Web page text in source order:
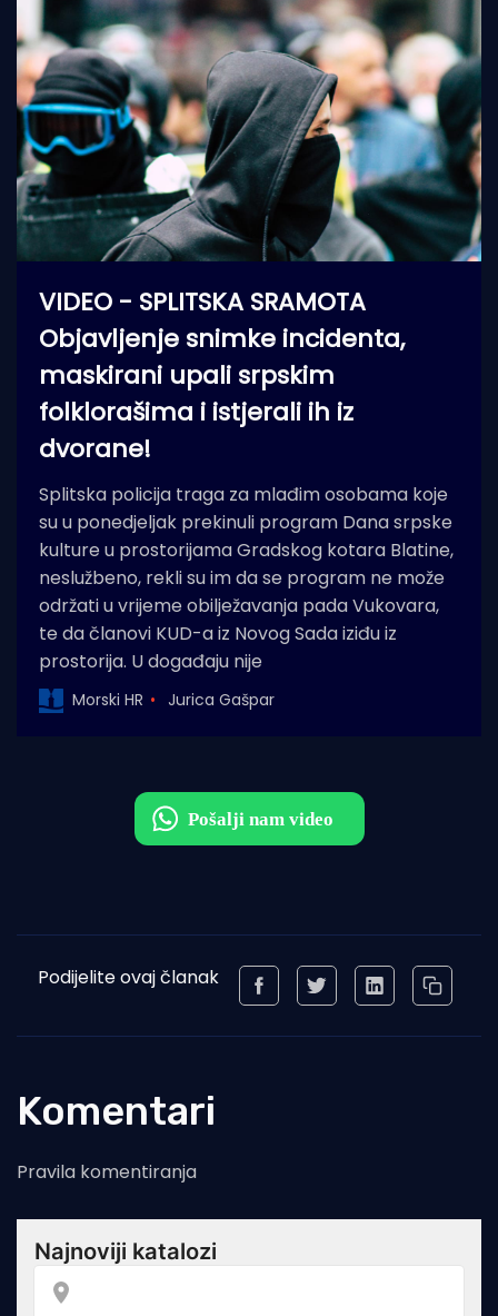
VIDEO - SPLITSKA SRAMOTA
Objavljenje snimke incidenta,
maskirani upali srpskim
folklorašima i istjerali ih iz
dvorane!
Splitska policija traga za mlađim osobama koje
su u ponedjeljak prekinuli program Dana srpske
kulture u prostorijama Gradskog kotara Blatine,
neslužbeno, rekli su im da se program ne može
održati u vrijeme obilježavanja pada Vukovara,
te da članovi KUD-a iz Novog Sada iziđu iz
prostorija. U događaju nije
Morski HR Jurica Gašpar
Podijelite ovaj članak
Komentari
Pravila komentiranja